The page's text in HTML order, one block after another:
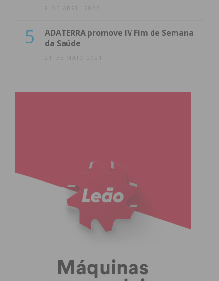
8 DE ABRIL 2022
5
ADATERRA promove IV Fim de Semana
da Saúde
21 DE MAIO 2021